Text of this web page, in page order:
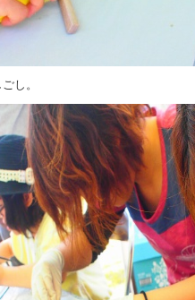
し。